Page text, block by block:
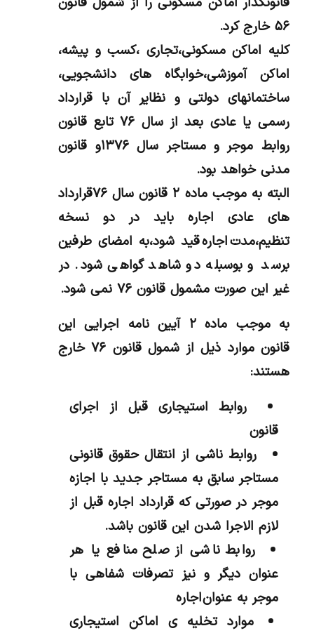
۵۶ خارج کرد.
کلیه اماکن مسکونی،تجاری ،کسب و پیشه،
اماکن آموزشی،خوابگاه های دانشجویی،
ساختمانهای دولتی و نظایر آن با قرارداد
رسمی یا عادی بعد از سال ۷۶ تابع قانون
روابط موجر و مستاجر سال ۱۳۷۶و قانون
مدنی خواهد بود.
البته به موجب ماده ۲ قانون سال ۷۶قرارداد
های عادی اجاره باید در دو نسخه
تنظیم،مدت اجاره قید شود،به امضای طرفین
برسد و بوسبله دو شاهد گواهی شود. در
غیر این صورت مشمول قانون ۷۶ نمی شود.
به موجب ماده ۲ آیین نامه اجرایی این
قانون موارد ذیل از شمول قانون ۷۶ خارج
هستند:
روابط استیجاری قبل از اجرای
قانون
روابط ناشی از انتقال حقوق قانونی
مستاجر سابق به مستاجر جدید با اجازه
موجر در صورتی که قرارداد اجاره قبل از
لازم الاجرا شدن این قانون باشد.
روابط ناشی از صلح منافع یا هر
عنوان دیگر و نیز تصرفات شفاهی با
موجر به عنوان اجاره
موارد تخلیه ی اماکن استیجاری